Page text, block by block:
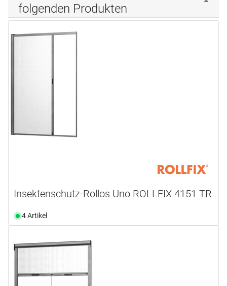
folgenden Produkten
Insektenschutz-Rollos Uno ROLLFIX 4151 TR
4 Artikel